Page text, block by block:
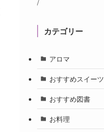
/
カテゴリー
アロマ
おすすめスイーツ
おすすめ図書
お料理